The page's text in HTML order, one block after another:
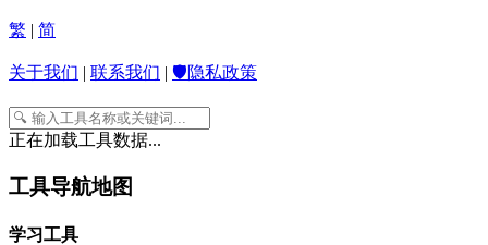
繁 | 简
关于我们 | 联系我们 | 🛡️隐私政策
正在加载工具数据...
工具导航地图
学习工具